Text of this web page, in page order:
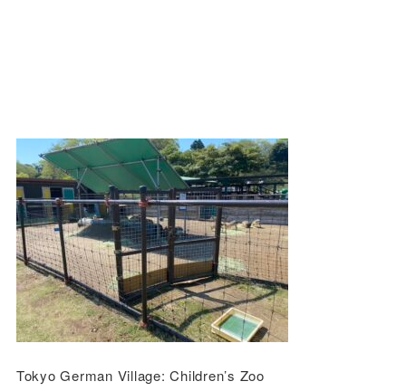
Tokyo German Village: Children’s Zoo